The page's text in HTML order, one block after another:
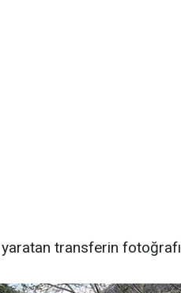
transferin fotoğrafı